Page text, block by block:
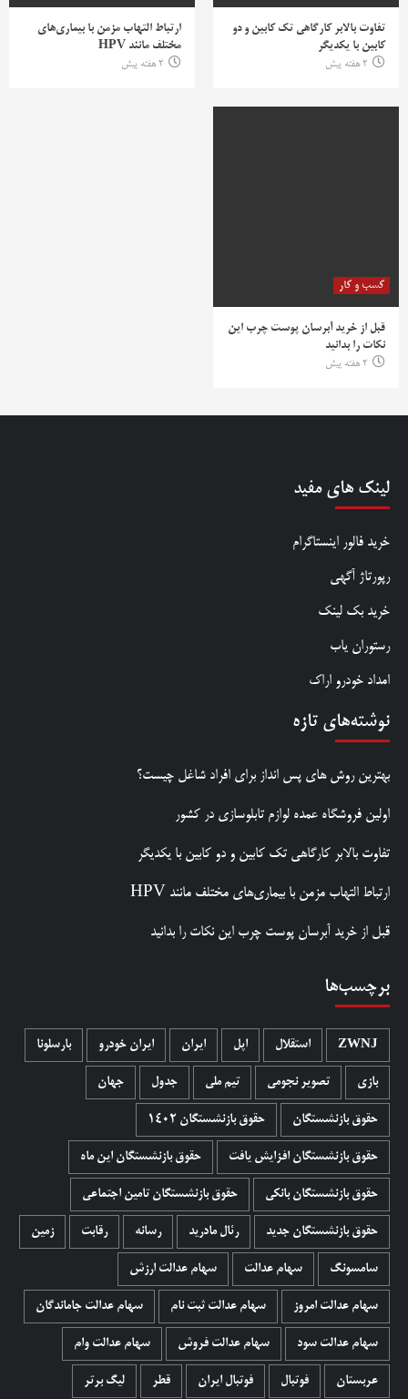
تفاوت بالابر کارگاهی تک کابین و دو
کابین با یکدیگر
2 هفته پیش
ارتباط التهاب مزمن با بیماری‌های
مختلف مانند HPV
2 هفته پیش
کسب و کار
قبل از خرید آبرسان پوست چرب این
نکات را بدانید
2 هفته پیش
لینک های مفید
خرید فالور اینستاگرام
رپورتاژ آگهی
خرید بک لینک
رستوران یاب
امداد خودرو اراک
نوشته‌های تازه
بهترین روش‌ های پس‌ انداز برای افراد شاغل چیست؟
اولین فروشگاه عمده لوازم تابلوسازی در کشور
تفاوت بالابر کارگاهی تک کابین و دو کابین با یکدیگر
ارتباط التهاب مزمن با بیماری‌های مختلف مانند HPV
قبل از خرید آبرسان پوست چرب این نکات را بدانید
برچسب‌ها
ZWNJ استقلال اپل ایران ایران خودرو بارسلونا
بازی تصویر نجومی تیم ملی جدول جهان
حقوق بازنشستگان حقوق بازنشستگان 1402
حقوق بازنشستگان افزایش یافت حقوق بازنشستگان این ماه
حقوق بازنشستگان بانکی حقوق بازنشستگان تامین اجتماعی
حقوق بازنشستگان جدید رئال مادرید رسانه رقابت زمین
سامسونگ سهام عدالت سهام عدالت ارزش
سهام عدالت امروز سهام عدالت ثبت نام سهام عدالت جاماندگان
سهام عدالت سود سهام عدالت فروش سهام عدالت وام
عربستان فوتبال فوتبال ایران قطر لیگ برتر